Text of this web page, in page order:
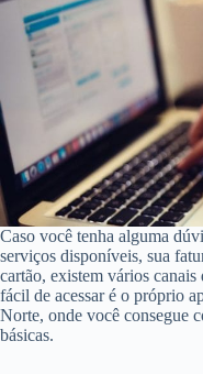
Caso você tenha alguma
serviços disponíveis, sua
cartão, existem vários
fácil de acessar é o próprio
Norte, onde você consegue
básicas.